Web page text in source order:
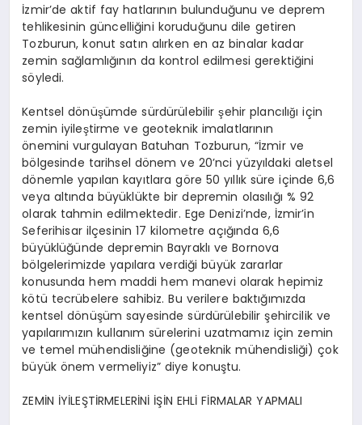
İzmir’de aktif fay hatlarının bulunduğunu ve deprem
tehlikesinin güncelliğini koruduğunu dile getiren
Tozburun, konut satın alırken en az binalar kadar
zemin sağlamlığının da kontrol edilmesi gerektiğini
söyledi.
Kentsel dönüşümde sürdürülebilir şehir plancılığı için
zemin iyileştirme ve geoteknik imalatlarının
önemini vurgulayan Batuhan Tozburun, “İzmir ve
bölgesinde tarihsel dönem ve 20’nci yüzyıldaki aletsel
dönemle yapılan kayıtlara göre 50 yıllık süre içinde 6,6
veya altında büyüklükte bir depremin olasılığı % 92
olarak tahmin edilmektedir. Ege Denizi’nde, İzmir’in
Seferihisar ilçesinin 17 kilometre açığında 6,6
büyüklüğünde depremin Bayraklı ve Bornova
bölgelerimizde yapılara verdiği büyük zararlar
konusunda hem maddi hem manevi olarak hepimiz
kötü tecrübelere sahibiz. Bu verilere baktığımızda
kentsel dönüşüm sayesinde sürdürülebilir şehircilik ve
yapılarımızın kullanım sürelerini uzatmamız için zemin
ve temel mühendisliğine (geoteknik mühendisliği) çok
büyük önem vermeliyiz” diye konuştu.
ZEMİN İYİLEŞTİRMELERİNİ İŞİN EHLİ FİRMALAR YAPMALI